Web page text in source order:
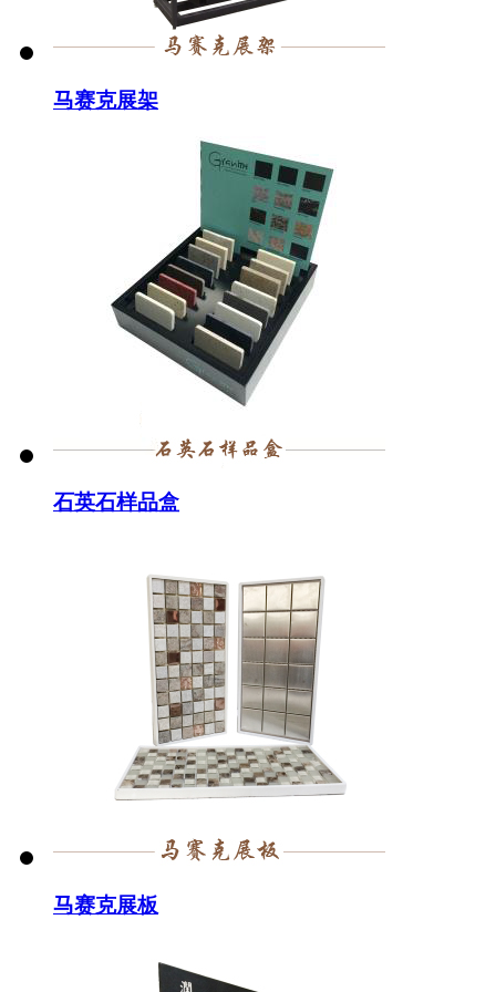
马赛克展架
石英石样品盒
马赛克展板